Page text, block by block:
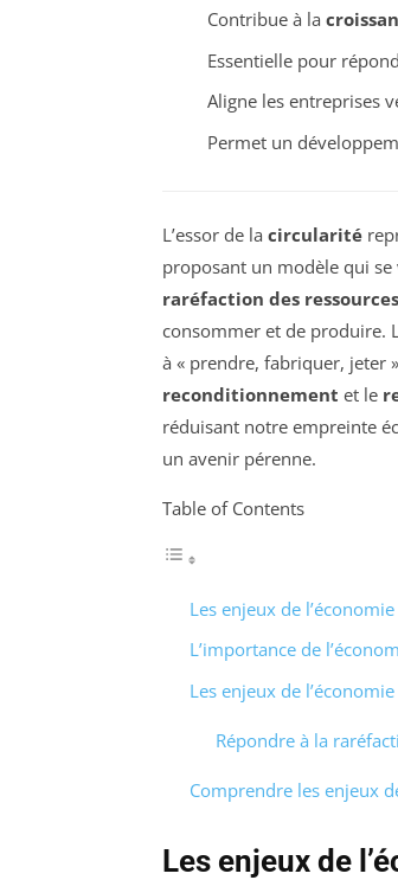
Contribue à la
Essentielle pour
Aligne les entreprises
Permet un
L’essor de la circularité
proposant un modèle qui se
raréfaction des ressources
consommer et de produire.
à « prendre, fabriquer, jeter
reconditionnement et le
réduisant notre empreinte
un avenir pérenne.
Table of Contents
Les enjeux de
L’importance de
Les enjeux de
Répondre à la
Comprendre les enjeux
Les enjeux de